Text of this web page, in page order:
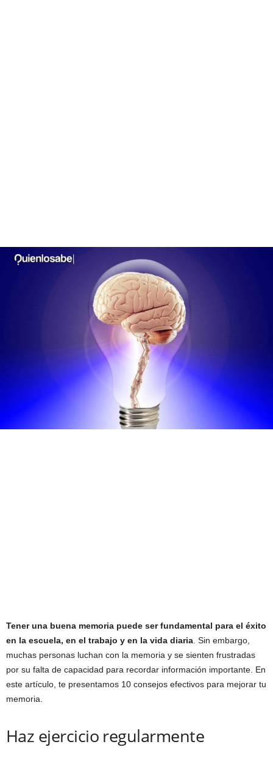
Tener una buena memoria puede ser fundamental para el éxito
en la escuela, en el trabajo y en la vida diaria . Sin embargo,
muchas personas luchan con la memoria y se sienten frustradas
por su falta de capacidad para recordar información importante. En
este artículo, te presentamos 10 consejos efectivos para mejorar tu
memoria.
Haz ejercicio regularmente